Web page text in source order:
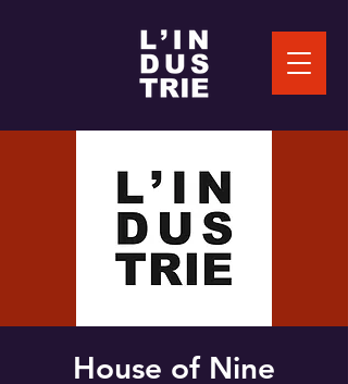
House of Nine